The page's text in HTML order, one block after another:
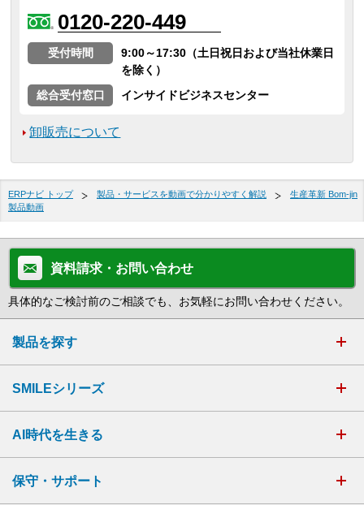
0120-220-449
受付時間
9:00～17:30（土日祝日および当社休業日
を除く）
総合受付窓口
インサイドビジネスセンター
卸販売について
ERPナビ トップ 製品・サービスを動画で分かりやすく解説
生産革新 Bom-jin
製品動画
資料請求・お問い合わせ
具体的なご検討前のご相談でも、お気軽にお問い合わせください。
製品を探す
SMILEシリーズ
AI時代を生きる
保守・サポート